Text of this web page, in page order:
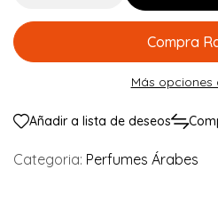
Compra
Más opciones
Añadir a lista de deseos
Categoria: Perfumes Árabes